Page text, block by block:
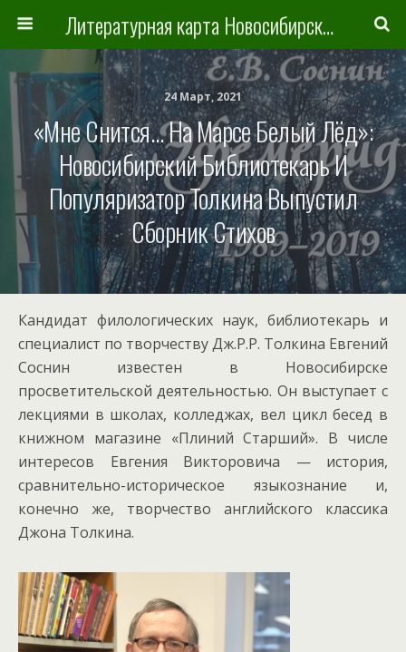
Литературная карта Новосибирска и Новосибирской области
24 Март, 2021
«Мне Снится… На Марсе Белый Лёд»:
Новосибирский Библиотекарь И
Популяризатор Толкина Выпустил
Сборник Стихов
Кандидат филологических наук, библиотекарь и
специалист по творчеству Дж.Р.Р. Толкина Евгений
Соснин известен в Новосибирске
просветительской деятельностью. Он выступает с
лекциями в школах, колледжах, вел цикл бесед в
книжном магазине «Плиний Старший». В числе
интересов Евгения Викторовича — история,
сравнительно-историческое языкознание и,
конечно же, творчество английского классика
Джона Толкина.